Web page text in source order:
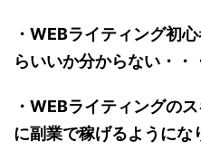
・WEBライティング初
らいいか分からない・・
・WEBライティングの
に副業で稼げるようにな